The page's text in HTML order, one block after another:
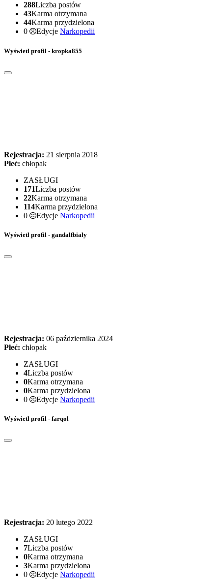
288Liczba postów
43Karma otrzymana
44Karma przydzielona
0
Edycje Narkopedii
Wyświetl profil - kropka855
Rejestracja: 21 sierpnia 2018
Płeć: chłopak
ZASŁUGI
171Liczba postów
22Karma otrzymana
114Karma przydzielona
0
Edycje Narkopedii
Wyświetl profil - gandalfbialy
Rejestracja: 06 października 2024
Płeć: chłopak
ZASŁUGI
4Liczba postów
0Karma otrzymana
0Karma przydzielona
0
Edycje Narkopedii
Wyświetl profil - farqol
Rejestracja: 20 lutego 2022
ZASŁUGI
7Liczba postów
0Karma otrzymana
3Karma przydzielona
0
Edycje Narkopedii